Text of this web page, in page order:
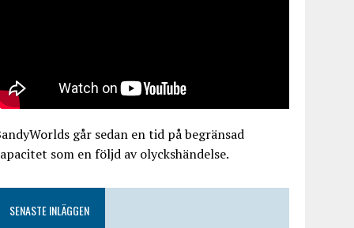
går sedan en tid på begränsad
som en följd av olyckshändelse.
SENASTE INLÄGGEN